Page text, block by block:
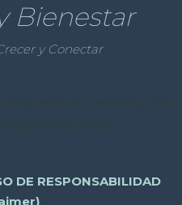
Bienestar
y Conectar
comparto mi camino y mis
a crecer.
DE RESPONSABILIDAD